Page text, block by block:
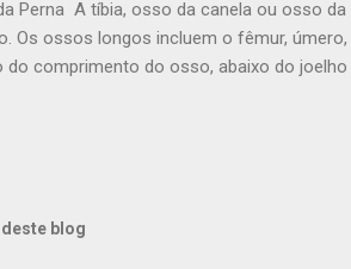
notaram um aumento no número e
Perna A tíbia, osso da canela ou osso
Os ossos longos incluem o fêmur,
do comprimento do osso, abaixo do
fraturas. Anatomia da Perna A perna é
também. Os Tipos mais comuns
blog